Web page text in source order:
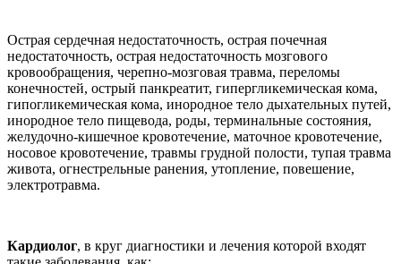
Острая сердечная недостаточность, острая почечная
недостаточность, острая недостаточность мозгового
кровообращения, черепно-мозговая травма, переломы
конечностей, острый панкреатит, гипергликемическая кома,
гипогликемическая кома, инородное тело дыхательных путей,
инородное тело пищевода, роды, терминальные состояния,
желудочно-кишечное кровотечение, маточное кровотечение,
носовое кровотечение, травмы грудной полости, тупая травма
живота, огнестрельные ранения, утопление, повешение,
электротравма.
Кардиолог, в круг диагностики и лечения которой входят